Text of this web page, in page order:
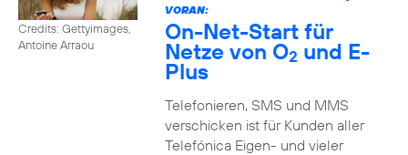
Credits: Gettyimages,
Antoine Arraou
VORAN:
On-Net-Start für
Netze von O2 und E-
Plus
Telefonieren, SMS und MMS
verschicken ist für Kunden aller
Telefónica Eigen- und vieler